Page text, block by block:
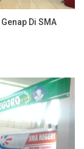
Di SMA